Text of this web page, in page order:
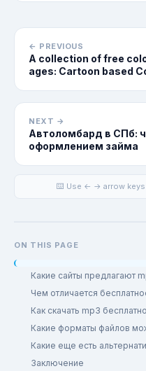
← PREVIOUS
A collection of free
ages: Cartoon based
NEXT →
Автоломбард в СПб:
оформлением займа
⌨️ Use ← → arrow keys
ON THIS PAGE
Какие сайты предлагают
Чем отличается
Как скачать mp3
Какие форматы файлов
Какие еще есть
Заключение